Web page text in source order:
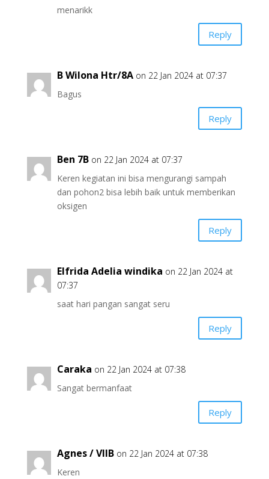
menarikk
Reply
B Wilona Htr/8A on 22 Jan 2024 at 07:37
Bagus
Reply
Ben 7B on 22 Jan 2024 at 07:37
Keren kegiatan ini bisa mengurangi sampah
dan pohon2 bisa lebih baik untuk memberikan
oksigen
Reply
Elfrida Adelia windika on 22 Jan 2024 at
07:37
saat hari pangan sangat seru
Reply
Caraka on 22 Jan 2024 at 07:38
Sangat bermanfaat
Reply
Agnes / VIIB on 22 Jan 2024 at 07:38
Keren